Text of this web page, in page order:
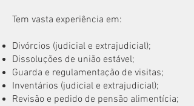
Tem vasta experiência em:
Divórcios (judicial e extrajudicial);
Dissoluções de união estável;
Guarda e regulamentação de visitas;
Inventários (judicial e extrajudicial);
Revisão e pedido de pensão alimentícia;